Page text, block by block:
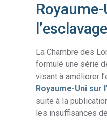
La Chambre des
formulé une série
visant à améliorer
Royaume-Uni sur
suite à la
les insuffisances